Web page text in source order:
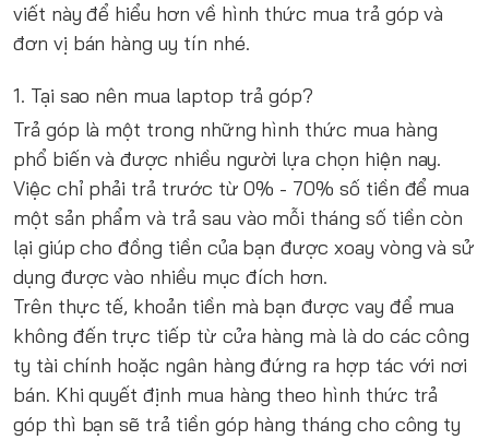
viết này để hiểu hơn về hình thức mua trả góp và
đơn vị bán hàng uy tín nhé.
1. Tại sao nên mua laptop trả góp?
Trả góp là một trong những hình thức mua hàng
phổ biến và được nhiều người lựa chọn hiện nay.
Việc chỉ phải trả trước từ 0% - 70% số tiền để mua
một sản phẩm và trả sau vào mỗi tháng số tiền còn
lại giúp cho đồng tiền của bạn được xoay vòng và sử
dụng được vào nhiều mục đích hơn.
Trên thực tế, khoản tiền mà bạn được vay để mua
không đến trực tiếp từ cửa hàng mà là do các công
ty tài chính hoặc ngân hàng đứng ra hợp tác với nơi
bán. Khi quyết định mua hàng theo hình thức trả
góp thì bạn sẽ trả tiền góp hàng tháng cho công ty